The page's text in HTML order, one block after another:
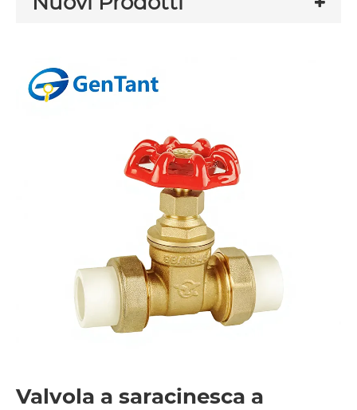
Valvola a saracinesca a